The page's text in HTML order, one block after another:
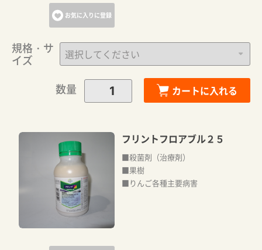
お気に入りに登録
規格・サ
イズ
数量
カートに入れる
フリントフロアブル２５
■殺菌剤（治療剤）
■果樹
■りんご各種主要病害